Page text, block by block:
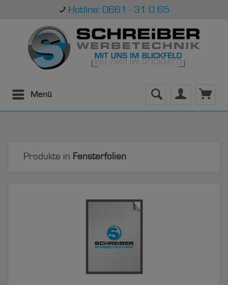
Hotline: 0661 - 31 0 65
Menü
Produkte in Fensterfolien